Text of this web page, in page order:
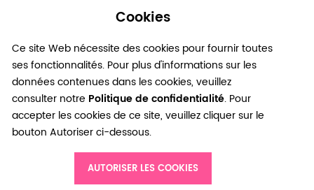
Cookies
Ce site Web nécessite des cookies pour fournir toutes
ses fonctionnalités. Pour plus d'informations sur les
données contenues dans les cookies, veuillez
consulter notre Politique de confidentialité. Pour
accepter les cookies de ce site, veuillez cliquer sur le
bouton Autoriser ci-dessous.
AUTORISER LES COOKIES
0
Strass en verre 3.5mm Rouge x 27pcs